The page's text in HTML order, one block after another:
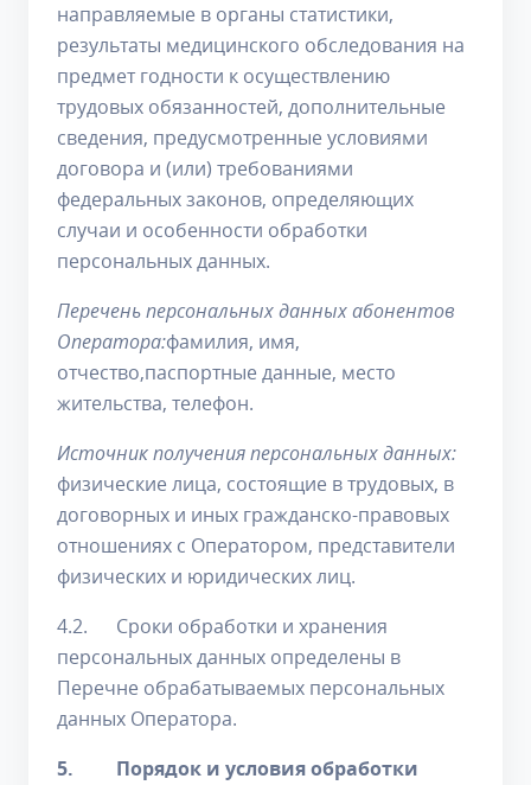
направляемые в органы статистики,
результаты медицинского обследования на
предмет годности к осуществлению
трудовых обязанностей, дополнительные
сведения, предусмотренные условиями
договора и (или) требованиями
федеральных законов, определяющих
случаи и особенности обработки
персональных данных.
Перечень персональных данных абонентов
Оператора:фамилия, имя,
отчество,паспортные данные, место
жительства, телефон.
Источник получения персональных данных:
физические лица, состоящие в трудовых, в
договорных и иных гражданско-правовых
отношениях с Оператором, представители
физических и юридических лиц.
4.2. Сроки обработки и хранения
персональных данных определены в
Перечне обрабатываемых персональных
данных Оператора.
5. Порядок и условия обработки